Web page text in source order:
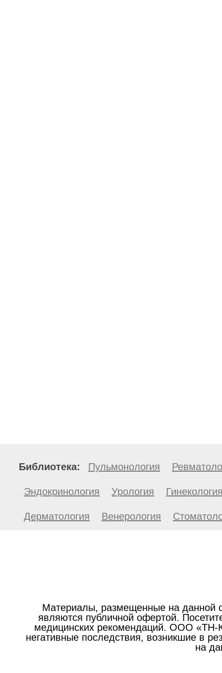
Библиотека: Пульмонология
Эндокринология Урология
Дерматология Венерология
Материалы, размещенные на данной
являются публичной офертой.
медицинских рекомендаций. ООО «ТН-
негативные последствия, возникшие в
на